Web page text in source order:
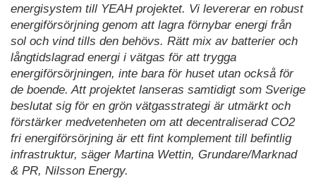
energisystem till YEAH projektet. Vi levererar en robust
energiförsörjning genom att lagra förnybar energi från
sol och vind tills den behövs. Rätt mix av batterier och
långtidslagrad energi i vätgas för att trygga
energiförsörjningen, inte bara för huset utan också för
de boende. Att projektet lanseras samtidigt som Sverige
beslutat sig för en grön vätgasstrategi är utmärkt och
förstärker medvetenheten om att decentraliserad CO2
fri energiförsörjning är ett fint komplement till befintlig
infrastruktur, säger Martina Wettin, Grundare/Marknad
& PR, Nilsson Energy.